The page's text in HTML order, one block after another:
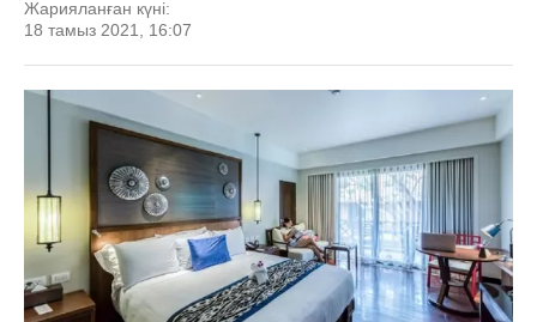
Жарияланған күні:
18 тамыз 2021, 16:07